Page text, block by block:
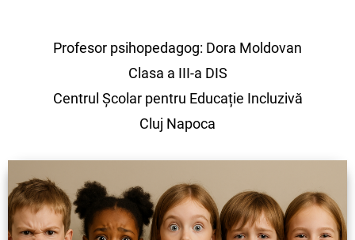
Profesor psihopedagog: Dora Moldovan
Clasa a III-a DIS
Centrul Școlar pentru Educație Incluzivă
Cluj Napoca